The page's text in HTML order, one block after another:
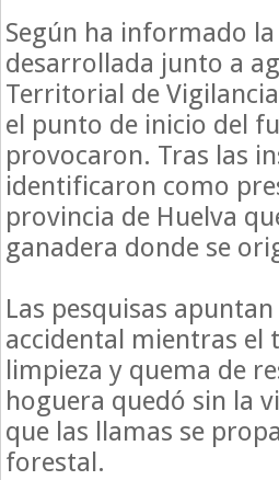
Según ha informado
desarrollada junto a
Territorial de
el punto de inicio del
provocaron. Tras las
identificaron como
provincia de Huelva
ganadera donde se
Las pesquisas
accidental mientras el
limpieza y quema de
hoguera quedó sin la
que las llamas se
forestal.